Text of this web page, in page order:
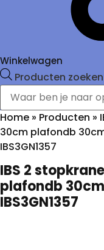
Winkelwagen
Producten zoeken
Home » Producten »
30cm plafondb
IBS3GN1357
IBS 2
plafondb
IBS3GN1357